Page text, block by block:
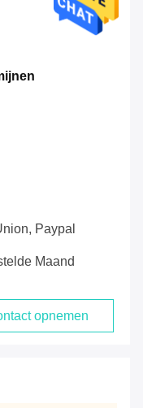
Paypal
Maand
opnemen